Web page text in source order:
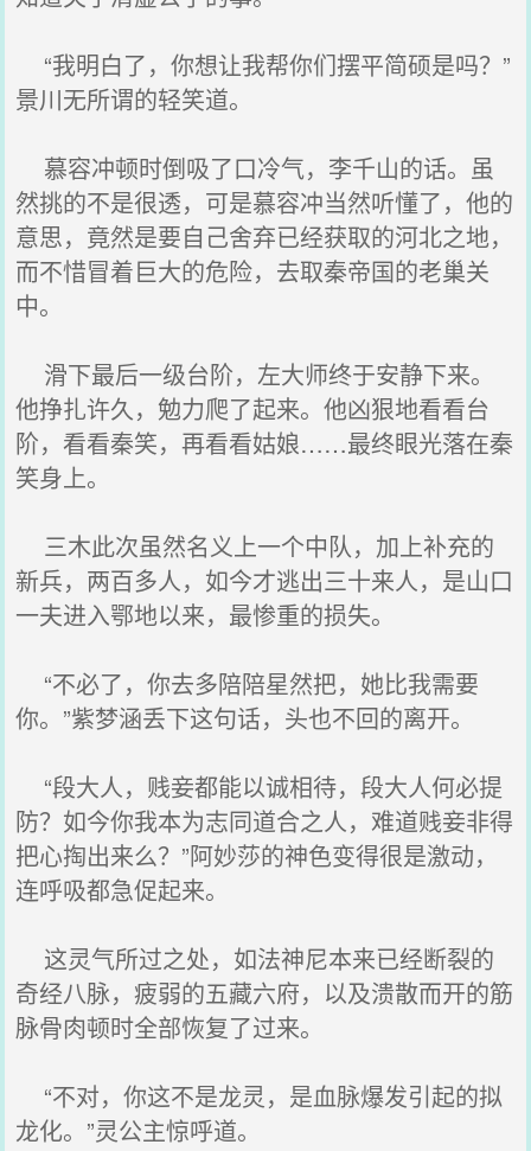
“我明白了，你想让我帮你们摆平简硕是吗？”
景川无所谓的轻笑道。
慕容冲顿时倒吸了口冷气，李千山的话。虽
然挑的不是很透，可是慕容冲当然听懂了，他的
意思，竟然是要自己舍弃已经获取的河北之地，
而不惜冒着巨大的危险，去取秦帝国的老巢关
中。
滑下最后一级台阶，左大师终于安静下来。
他挣扎许久，勉力爬了起来。他凶狠地看看台
阶，看看秦笑，再看看姑娘……最终眼光落在秦
笑身上。
三木此次虽然名义上一个中队，加上补充的
新兵，两百多人，如今才逃出三十来人，是山口
一夫进入鄂地以来，最惨重的损失。
“不必了，你去多陪陪星然把，她比我需要
你。”紫梦涵丢下这句话，头也不回的离开。
“段大人，贱妾都能以诚相待，段大人何必提
防？如今你我本为志同道合之人，难道贱妾非得
把心掏出来么？”阿妙莎的神色变得很是激动，
连呼吸都急促起来。
这灵气所过之处，如法神尼本来已经断裂的
奇经八脉，疲弱的五藏六府，以及溃散而开的筋
脉骨肉顿时全部恢复了过来。
“不对，你这不是龙灵，是血脉爆发引起的拟
龙化。”灵公主惊呼道。